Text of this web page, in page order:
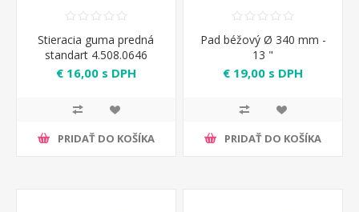
Stieracia guma predná
standart 4.508.0646
€ 16,00 s DPH
PRIDAŤ DO KOŠÍKA
Pad béžový Ø 340 mm -
13 "
€ 19,00 s DPH
PRIDAŤ DO KOŠÍKA